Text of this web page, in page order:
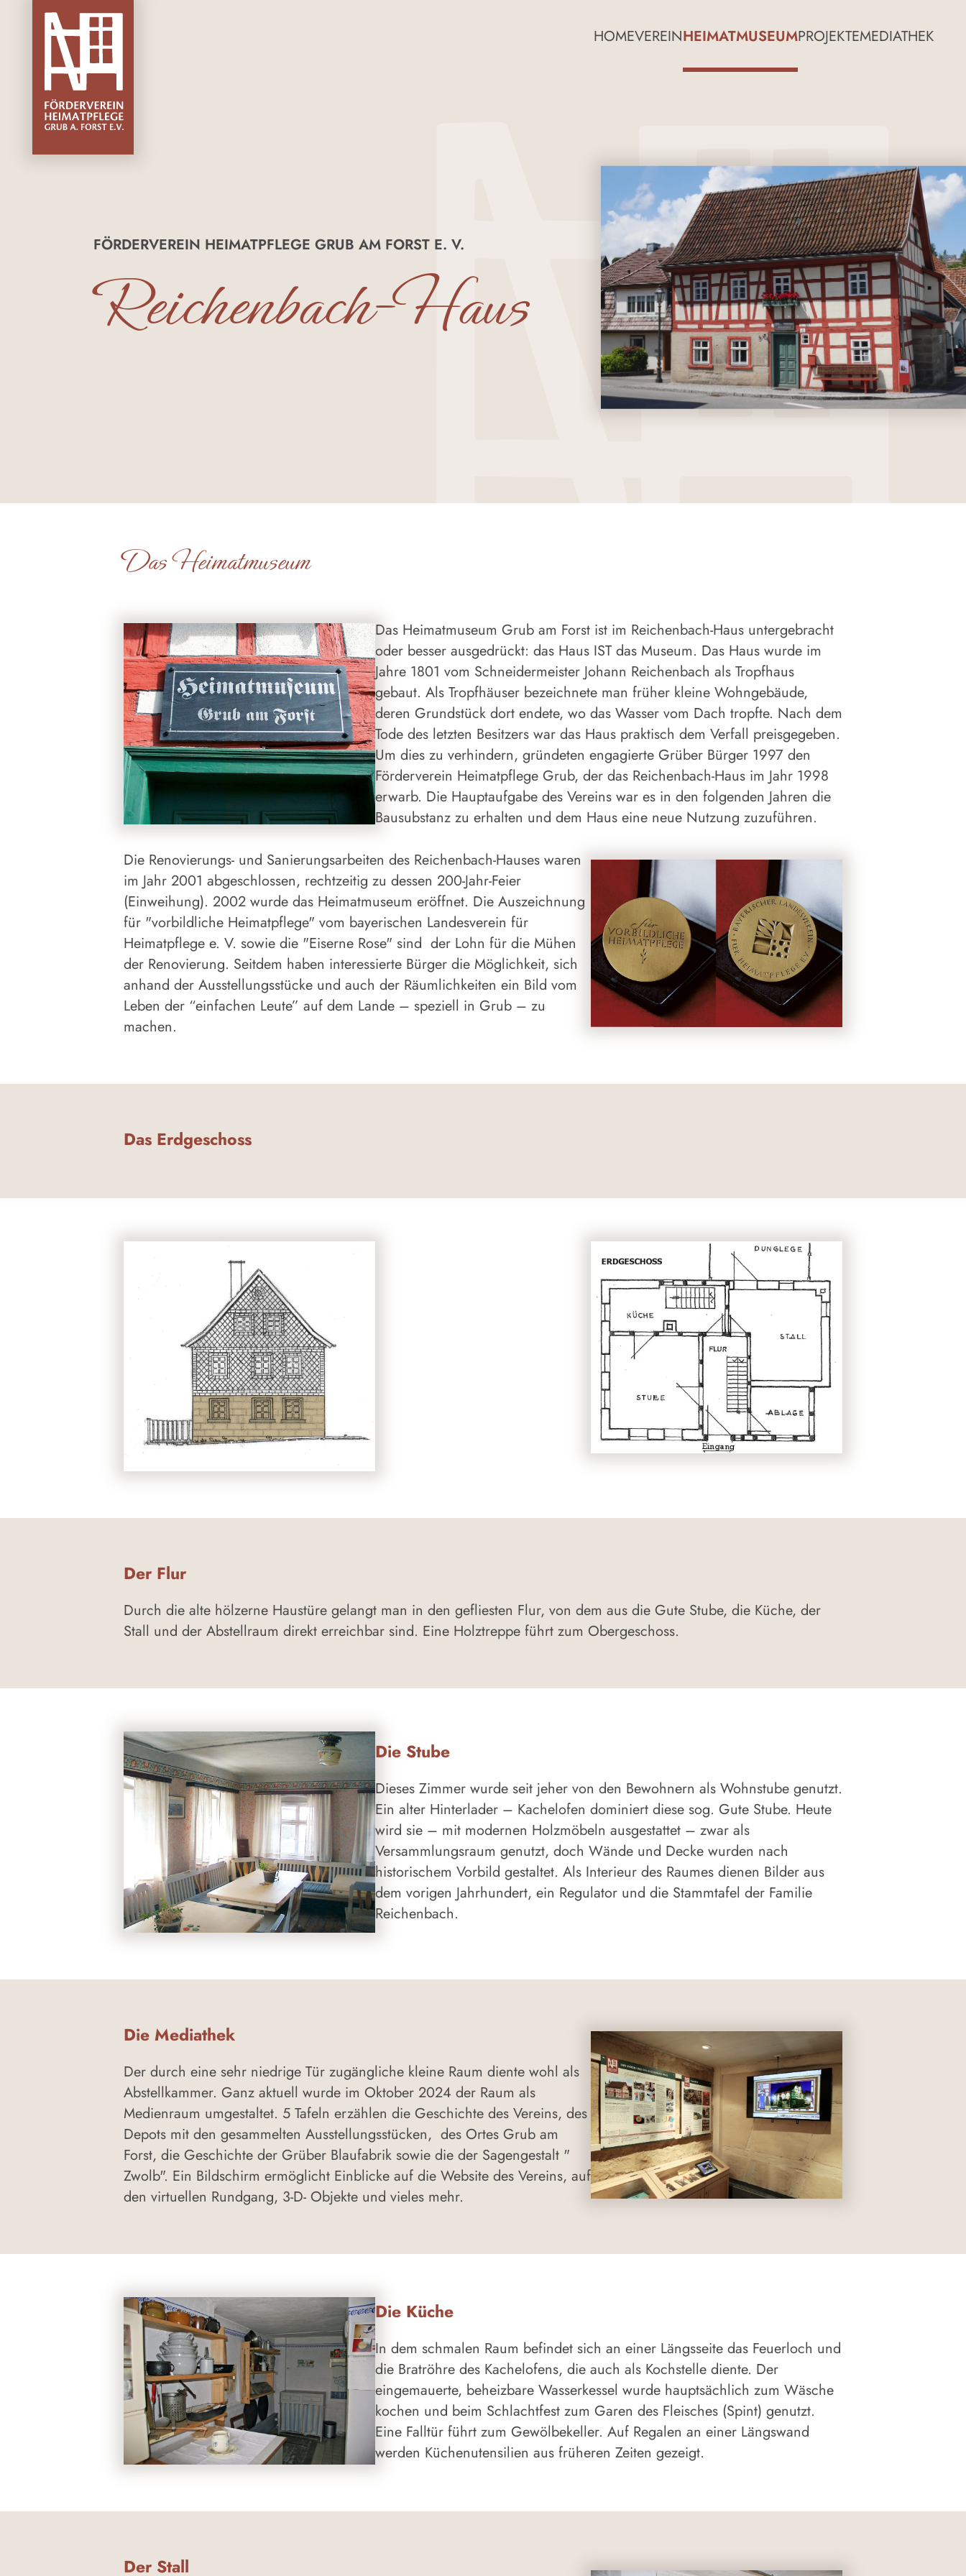
HOMEVEREINHEIMATMUSEUMPROJEKTEMEDIATHEK
FÖRDERVEREIN HEIMATPFLEGE GRUB AM FORST E. V.
Reichenbach-Haus
Das Heimatmuseum
Das Heimatmuseum Grub am Forst ist im Reichenbach-Haus untergebracht
oder besser ausgedrückt: das Haus IST das Museum. Das Haus wurde im
Jahre 1801 vom Schneidermeister Johann Reichenbach als Tropfhaus
gebaut. Als Tropfhäuser bezeichnete man früher kleine Wohngebäude,
deren Grundstück dort endete, wo das Wasser vom Dach tropfte. Nach dem
Tode des letzten Besitzers war das Haus praktisch dem Verfall preisgegeben.
Um dies zu verhindern, gründeten engagierte Grüber Bürger 1997 den
Förderverein Heimatpflege Grub, der das Reichenbach-Haus im Jahr 1998
erwarb. Die Hauptaufgabe des Vereins war es in den folgenden Jahren die
Bausubstanz zu erhalten und dem Haus eine neue Nutzung zuzuführen.
Die Renovierungs- und Sanierungsarbeiten des Reichenbach-Hauses waren
im Jahr 2001 abgeschlossen, rechtzeitig zu dessen 200-Jahr-Feier
(Einweihung). 2002 wurde das Heimatmuseum eröffnet. Die Auszeichnung
für "vorbildliche Heimatpflege" vom bayerischen Landesverein für
Heimatpflege e. V. sowie die "Eiserne Rose" sind der Lohn für die Mühen
der Renovierung. Seitdem haben interessierte Bürger die Möglichkeit, sich
anhand der Ausstellungsstücke und auch der Räumlichkeiten ein Bild vom
Leben der “einfachen Leute” auf dem Lande – speziell in Grub – zu
machen.
Das Erdgeschoss
Der Flur
Durch die alte hölzerne Haustüre gelangt man in den gefliesten Flur, von dem aus die Gute Stube, die Küche, der
Stall und der Abstellraum direkt erreichbar sind. Eine Holztreppe führt zum Obergeschoss.
Die Stube
Dieses Zimmer wurde seit jeher von den Bewohnern als Wohnstube genutzt.
Ein alter Hinterlader – Kachelofen dominiert diese sog. Gute Stube. Heute
wird sie – mit modernen Holzmöbeln ausgestattet – zwar als
Versammlungsraum genutzt, doch Wände und Decke wurden nach
historischem Vorbild gestaltet. Als Interieur des Raumes dienen Bilder aus
dem vorigen Jahrhundert, ein Regulator und die Stammtafel der Familie
Reichenbach.
Die Mediathek
Der durch eine sehr niedrige Tür zugängliche kleine Raum diente wohl als
Abstellkammer. Ganz aktuell wurde im Oktober 2024 der Raum als
Medienraum umgestaltet. 5 Tafeln erzählen die Geschichte des Vereins, des
Depots mit den gesammelten Ausstellungsstücken, des Ortes Grub am
Forst, die Geschichte der Grüber Blaufabrik sowie die der Sagengestalt "
Zwolb". Ein Bildschirm ermöglicht Einblicke auf die Website des Vereins, auf
den virtuellen Rundgang, 3-D- Objekte und vieles mehr.
Die Küche
In dem schmalen Raum befindet sich an einer Längsseite das Feuerloch und
die Bratröhre des Kachelofens, die auch als Kochstelle diente. Der
eingemauerte, beheizbare Wasserkessel wurde hauptsächlich zum Wäsche
kochen und beim Schlachtfest zum Garen des Fleisches (Spint) genutzt.
Eine Falltür führt zum Gewölbekeller. Auf Regalen an einer Längswand
werden Küchenutensilien aus früheren Zeiten gezeigt.
Der Stall